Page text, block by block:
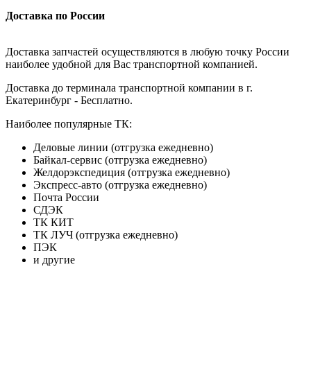
Доставка по России
Доставка запчастей осуществляются в любую точку России
наиболее удобной для Вас транспортной компанией.
Доставка до терминала транспортной компании в г.
Екатеринбург - Бесплатно.
Наиболее популярные ТК:
Деловые линии (отгрузка ежедневно)
Байкал-сервис (отгрузка ежедневно)
Желдорэкспедиция (отгрузка ежедневно)
Экспресс-авто (отгрузка ежедневно)
Почта России
СДЭК
ТК КИТ
ТК ЛУЧ (отгрузка ежедневно)
ПЭК
и другие